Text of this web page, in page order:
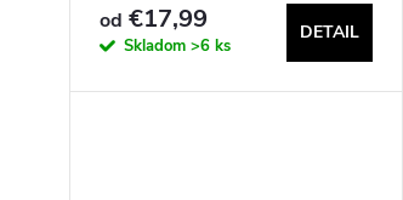
od €17,99
Skladom >6 ks
DETAIL